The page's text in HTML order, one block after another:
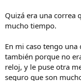
Quizá era una correa
mucho tiempo.
En mi caso tengo
también porque no
reloj, y le puse otra
seguro que son